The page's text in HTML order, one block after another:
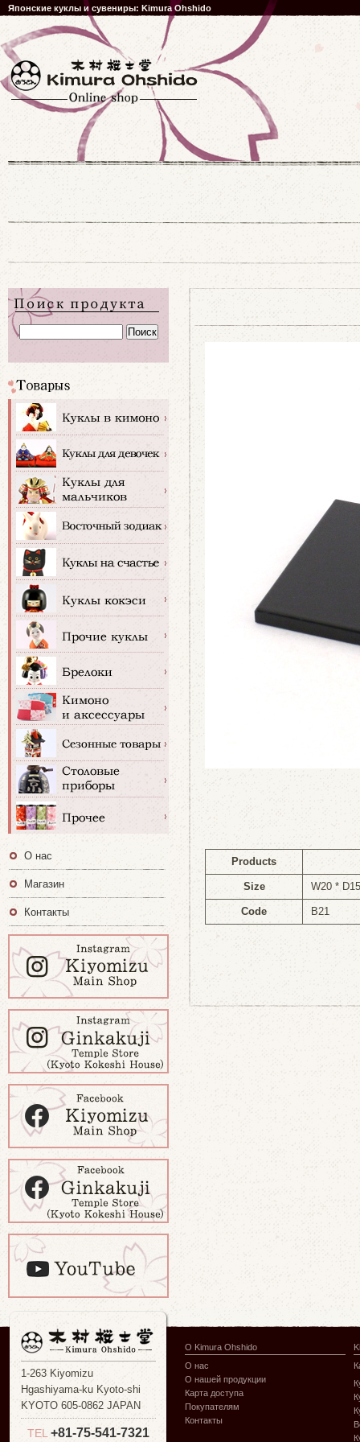
Японские куклы и сувениры: Kimura Ohshido
Products
Size W20 *
Code B21
О нас
Магазин
Контакты
1-263 Kiyomizu
Hgashiyama-ku Kyoto-shi
KYOTO 605-0862 JAPAN
TEL +81-75-541-7321
О Kimura Ohshido
О нас
О нашей продукции
Карта доступа
Покупателям
Контакты